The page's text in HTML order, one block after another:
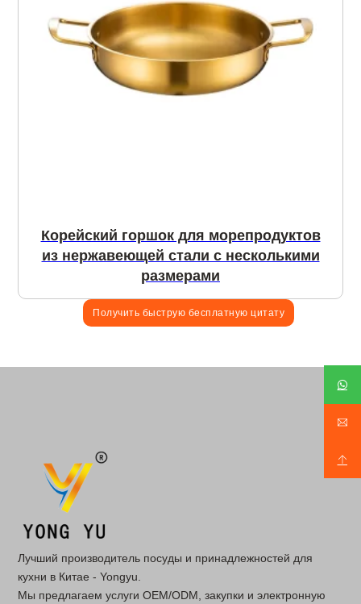
Корейский горшок для морепродуктов
из нержавеющей стали с несколькими
размерами
Получить быструю бесплатную цитату
Лучший производитель посуды и принадлежностей для
кухни в Китае - Yongyu.
Мы предлагаем услуги OEM/ODM, закупки и электронную